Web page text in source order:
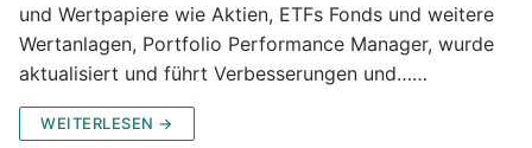
und Wertpapiere wie Aktien, ETFs Fonds und weitere
Wertanlagen, Portfolio Performance Manager, wurde
aktualisiert und führt Verbesserungen und……
WEITERLESEN →